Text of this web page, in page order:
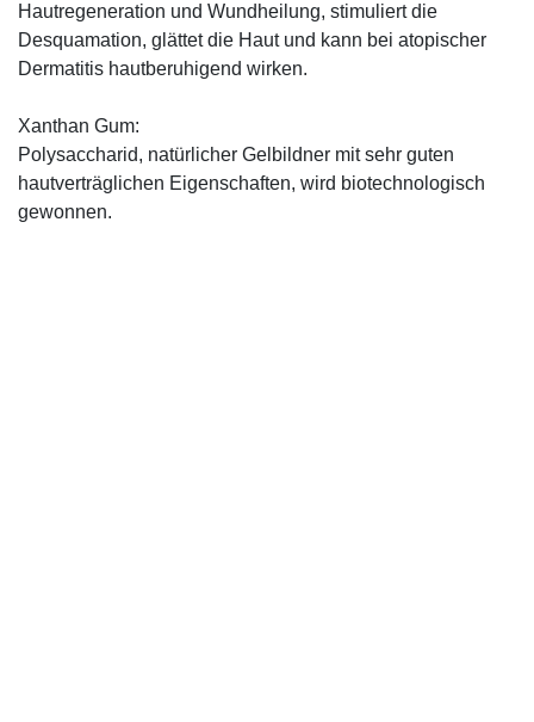
Hautregeneration und Wundheilung, stimuliert die
Desquamation, glättet die Haut und kann bei atopischer
Dermatitis hautberuhigend wirken.
Xanthan Gum:
Polysaccharid, natürlicher Gelbildner mit sehr guten
hautverträglichen Eigenschaften, wird biotechnologisch
gewonnen.